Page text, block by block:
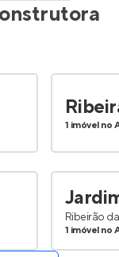
1 imóvel no
Ribeirão
1 imóvel no